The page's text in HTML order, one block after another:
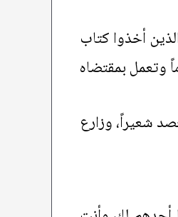
أخذوا كتاب
وتعمل بمقتضاه
شعيراً، وزارع